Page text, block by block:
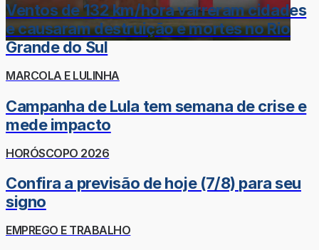
Ventos de 132 km/hora varreram cidades
e causaram destruição e mortes no Rio
Grande do Sul
MARCOLA E LULINHA
Campanha de Lula tem semana de crise e
mede impacto
HORÓSCOPO 2026
Confira a previsão de hoje (7/8) para seu
signo
EMPREGO E TRABALHO